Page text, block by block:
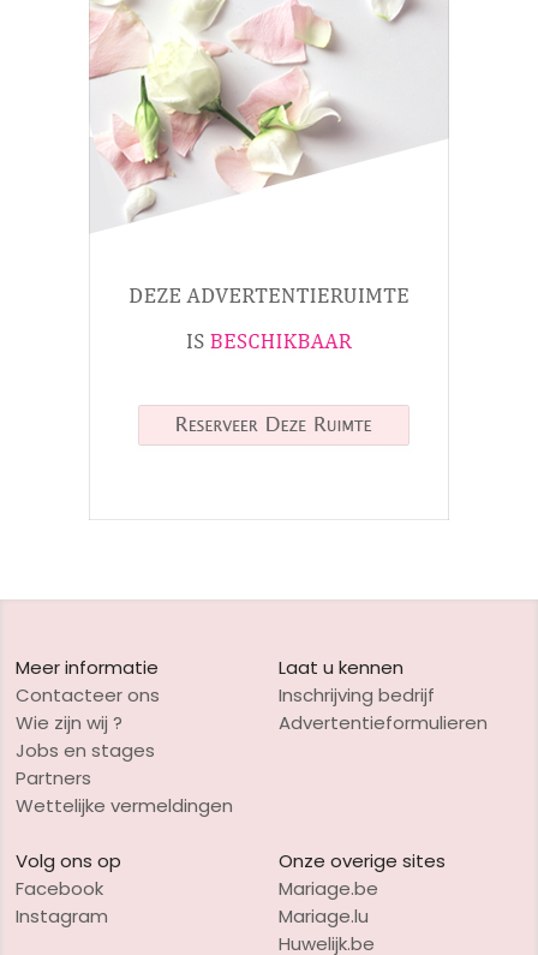
Meer informatie
Contacteer ons
Wie zijn wij ?
Jobs en stages
Partners
Wettelijke vermeldingen
Laat u kennen
Inschrijving bedrijf
Advertentieformulieren
Volg ons op
Facebook
Instagram
Onze overige sites
Mariage.be
Mariage.lu
Huwelijk.be